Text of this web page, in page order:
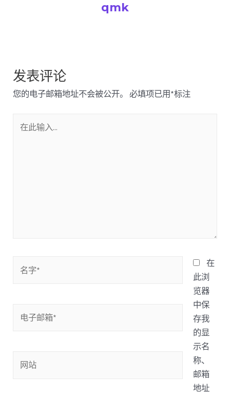
qmk
发表评论
您的电子邮箱地址不会被公开。 必填项已用*标注
站
在
此浏
览器
中保
存我
的显
示名
称、
邮箱
地址